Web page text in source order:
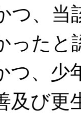
つ、当
ったと
つ、少
及び更